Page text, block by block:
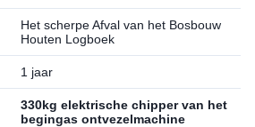
Het scherpe Afval van het Bosbouw
Houten Logboek
1 jaar
330kg elektrische chipper van het
begingas ontvezelmachine